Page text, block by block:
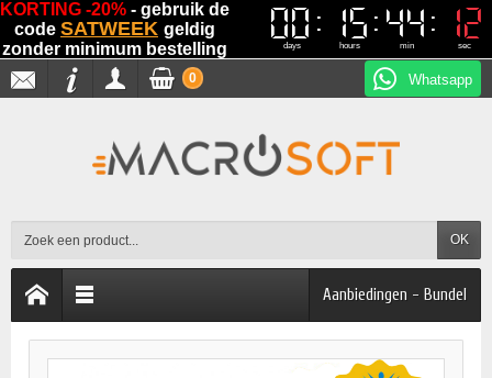
KORTING -20% - gebruik de
code SATWEEK geldig
zonder minimum bestelling
00
00
days
15
15
hours
44
44
min
12
12
sec
Whatsapp
OK
0
Aanbiedingen - Bundel